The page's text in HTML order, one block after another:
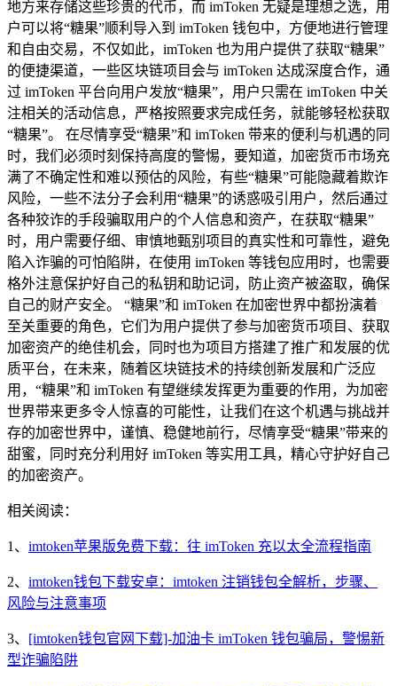
地方来存储这些珍贵的代币，而 imToken 无疑是理想之选，用
户可以将“糖果”顺利导入到 imToken 钱包中，方便地进行管理
和自由交易，不仅如此，imToken 也为用户提供了获取“糖果”
的便捷渠道，一些区块链项目会与 imToken 达成深度合作，通
过 imToken 平台向用户发放“糖果”，用户只需在 imToken 中关
注相关的活动信息，严格按照要求完成任务，就能够轻松获取
“糖果”。 在尽情享受“糖果”和 imToken 带来的便利与机遇的同
时，我们必须时刻保持高度的警惕，要知道，加密货币市场充
满了不确定性和难以预估的风险，有些“糖果”可能隐藏着欺诈
风险，一些不法分子会利用“糖果”的诱惑吸引用户，然后通过
各种狡诈的手段骗取用户的个人信息和资产，在获取“糖果”
时，用户需要仔细、审慎地甄别项目的真实性和可靠性，避免
陷入诈骗的可怕陷阱，在使用 imToken 等钱包应用时，也需要
格外注意保护好自己的私钥和助记词，防止资产被盗取，确保
自己的财产安全。 “糖果”和 imToken 在加密世界中都扮演着
至关重要的角色，它们为用户提供了参与加密货币项目、获取
加密资产的绝佳机会，同时也为项目方搭建了推广和发展的优
质平台，在未来，随着区块链技术的持续创新发展和广泛应
用，“糖果”和 imToken 有望继续发挥更为重要的作用，为加密
世界带来更多令人惊喜的可能性，让我们在这个机遇与挑战并
存的加密世界中，谨慎、稳健地前行，尽情享受“糖果”带来的
甜蜜，同时充分利用好 imToken 等实用工具，精心守护好自己
的加密资产。
相关阅读：
1、 imtoken苹果版免费下载：往 imToken 充以太全流程指南
2、 imtoken钱包下载安卓：imtoken 注销钱包全解析，步骤、
风险与注意事项
3、 [imtoken钱包官网下载]-加油卡 imToken 钱包骗局，警惕新
型诈骗陷阱